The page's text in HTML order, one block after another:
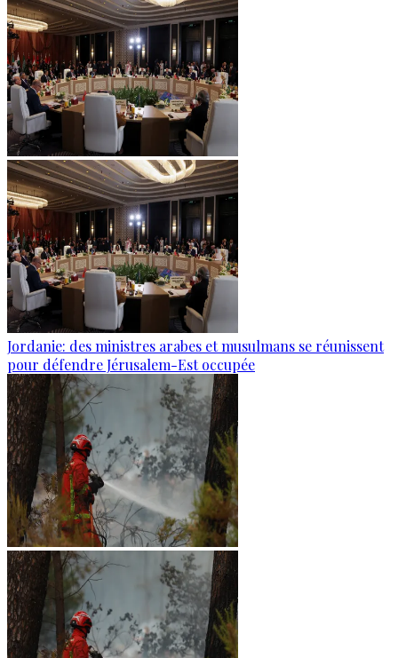
Jordanie: des ministres arabes et musulmans se réunissent
pour défendre Jérusalem-Est occupée